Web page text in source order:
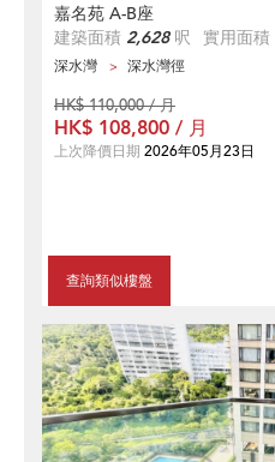
嘉名苑 A-B座
建築面積 2,628呎 實用面積
深水灣 深水灣徑
查詢類似樓盤
HK$ 110,000 / 月
HK$ 108,800 / 月
上次降價日期 2026年05月23日